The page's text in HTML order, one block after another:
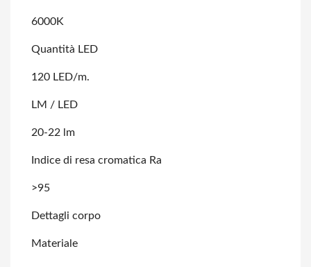
6000K
Quantità LED
120 LED/m.
LM / LED
20-22 lm
Indice di resa cromatica Ra
>95
Dettagli corpo
Materiale